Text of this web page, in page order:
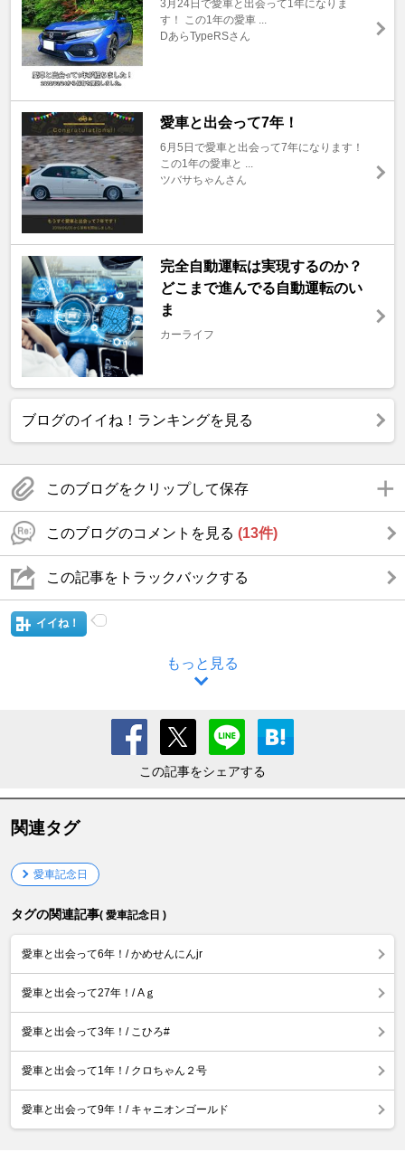
3月24日で愛車と出会って1年になりま
す！ この1年の愛車 ...
DあらTypeRSさん
愛車と出会って7年！
6月5日で愛車と出会って7年になります！
この1年の愛車と ...
ツバサちゃんさん
完全自動運転は実現するのか？
どこまで進んでる自動運転のい
ま
カーライフ
ブログのイイね！ランキングを見る
このブログをクリップして保存
このブログのコメントを見る (13件)
この記事をトラックバックする
イイね！
もっと見る
この記事をシェアする
関連タグ
愛車記念日
タグの関連記事( 愛車記念日 )
愛車と出会って6年！/ かめせんにんjr
愛車と出会って27年！/ Aｇ
愛車と出会って3年！/ こひろ#
愛車と出会って1年！/ クロちゃん２号
愛車と出会って9年！/ キャニオンゴールド